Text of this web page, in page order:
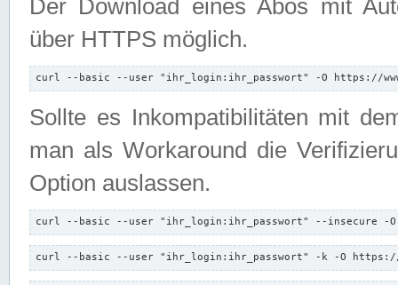
Der Download eines Abos mit
über HTTPS möglich.
curl --basic --user "ihr_login:ihr_passwort" -O https://
Sollte es Inkompatibilitäten mit
man als Workaround die
Option auslassen.
curl --basic --user "ihr_login:ihr_passwort" --insecure -
curl --basic --user "ihr_login:ihr_passwort" -k -O https://